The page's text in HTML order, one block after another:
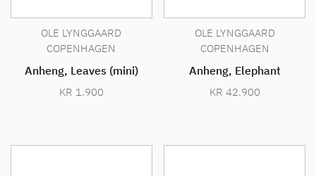
OLE LYNGGAARD
COPENHAGEN
Anheng, Leaves (mini)
KR 1.900
OLE LYNGGAARD
COPENHAGEN
Anheng, Elephant
KR 42.900